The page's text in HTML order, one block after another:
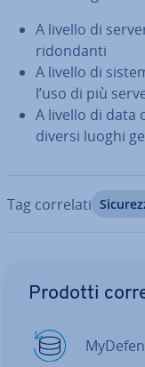
A livello di
ri­don­dan­ti
A livello di
l’uso di più
A livello di data
diversi luoghi
Tag correlati
Prodotti